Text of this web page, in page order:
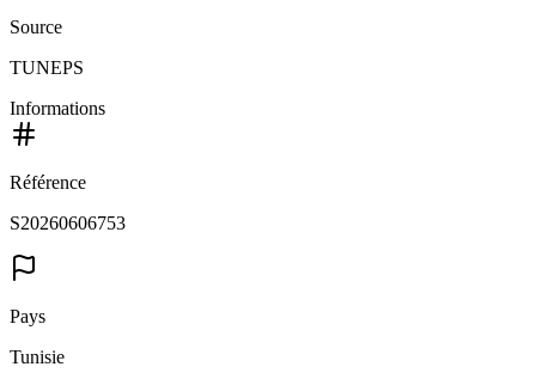
Source
TUNEPS
Informations
Référence
S20260606753
Pays
Tunisie